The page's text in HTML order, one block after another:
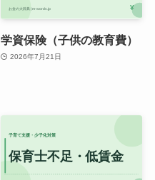
学資保険（子供の教育費）
2026年7月21日